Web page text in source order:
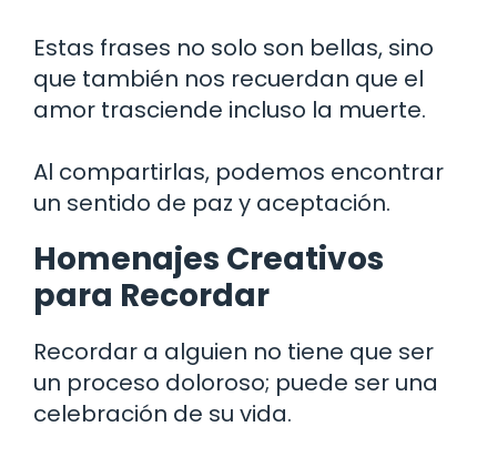
Estas frases no solo son bellas, sino
que también nos recuerdan que el
amor trasciende incluso la muerte.
Al compartirlas, podemos encontrar
un sentido de paz y aceptación.
Homenajes Creativos
para Recordar
Recordar a alguien no tiene que ser
un proceso doloroso; puede ser una
celebración de su vida.